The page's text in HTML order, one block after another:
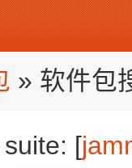
» 软件包
[